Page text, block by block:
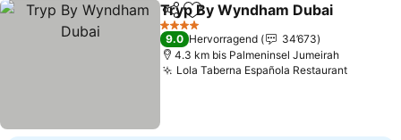
TeilenZu Favoriten hinzufügen
Tryp By Wyndham Dubai
4 Sterne
9.0 Hervorragend
34’673
4.3 km bis Palmeninsel Jumeirah
Lola Taberna Española Restaurant